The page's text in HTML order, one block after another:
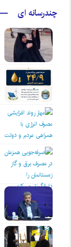
چندرسانه ای